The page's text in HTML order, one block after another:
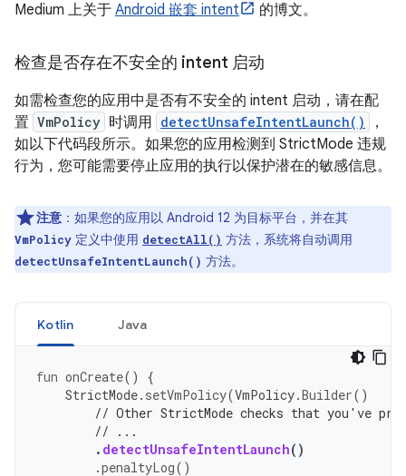
Medium 上关于 Android 嵌套 intent 的博文。
检查是否存在不安全的 intent 启动
如需检查您的应用中是否有不安全的 intent 启动，请在配
置 VmPolicy 时调用 detectUnsafeIntentLaunch()
，
如以下代码段所示。如果您的应用检测到 StrictMode 违规
行为，您可能需要停止应用的执行以保护潜在的敏感信息。
注意 ： 如果您的应用以 Android 12 为目标平台，并在其
VmPolicy 定义中使用 detectAll() 方法，系统将自动调用
detectUnsafeIntentLaunch() 方法。
Kotlin Java
fun onCreate()
{
StrictMode. setVmPolicy(VmPolicy.Builder()
// Other StrictMode checks that you've
// ...
. detectUnsafeIntentLaunch()
.penaltyLog()